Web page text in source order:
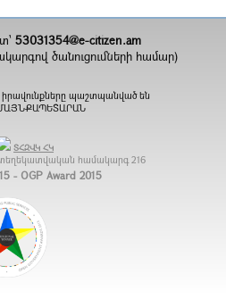
53031354@e-citizen.am
ծանուցումների համար)
իրավունքները պաշտպանված են
ՏՀԶՎԿ ՀԿ
համակարգ 216
- OGP Award 2015